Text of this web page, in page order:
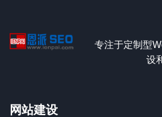
专注于定制型
设
网站建设